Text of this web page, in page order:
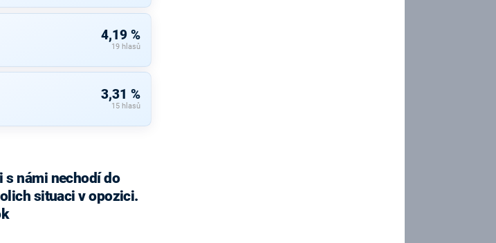
4,19 %
19 hlasů
3,31 %
15 hlasů
s námi nechodí do
situaci v opozici.